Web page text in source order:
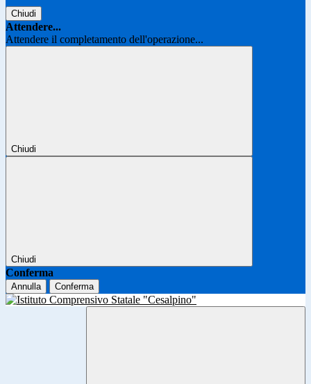
Chiudi
Attendere...
Attendere il completamento dell'operazione...
Chiudi
Chiudi
Conferma
Annulla Conferma